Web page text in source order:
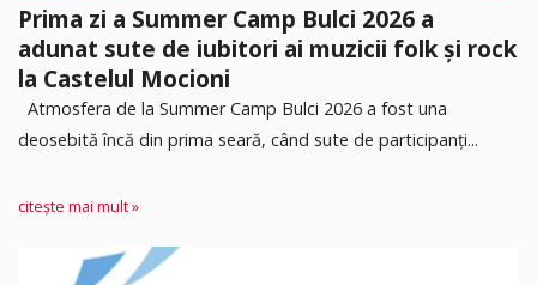
Prima zi a Summer Camp Bulci 2026 a
adunat sute de iubitori ai muzicii folk și rock
la Castelul Mocioni
Atmosfera de la Summer Camp Bulci 2026 a fost una
deosebită încă din prima seară, când sute de participanți...
citește mai mult »